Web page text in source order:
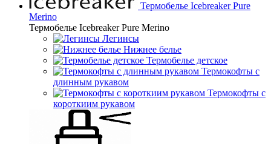
Термобелье Icebreaker Pure
Merino
Термобелье Icebreaker Pure Merino
Легинсы
Нижнее белье
Термобелье детское
Термокофты с
длинным рукавом
Термокофты с
короткиим рукавом